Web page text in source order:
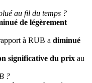
au fil du temps ?
de légèrement
à RUB a diminué
significative du prix au
?